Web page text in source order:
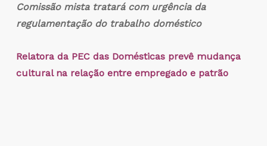
Comissão mista tratará com urgência da
regulamentação do trabalho doméstico
Relatora da PEC das Domésticas prevê mudança
cultural na relação entre empregado e patrão